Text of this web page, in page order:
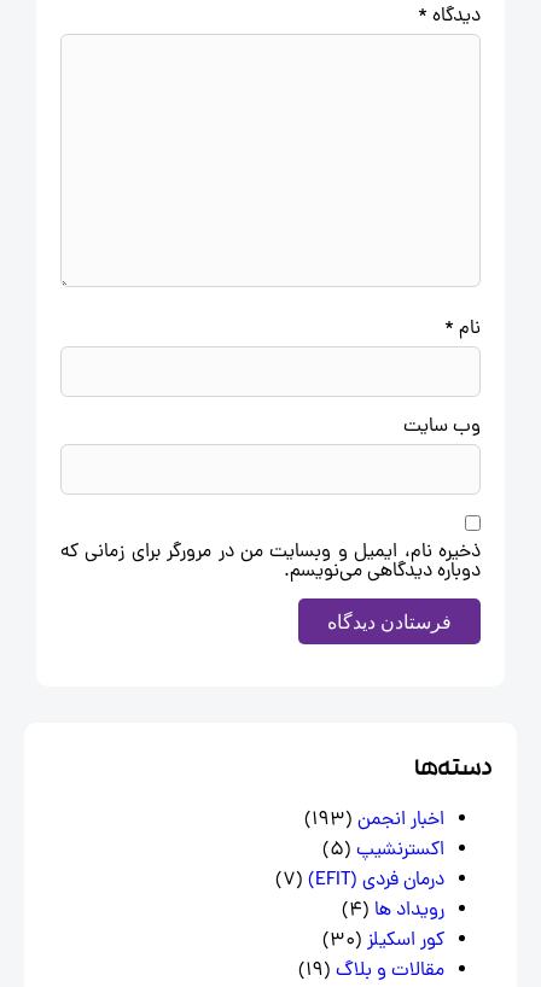
*
وب‌ سایت
ذخیره نام، ایمیل و وبسایت من در مرورگر برای زمانی که
دوباره دیدگاهی می‌نویسم.
اخبار انجمن(193)
اکسترنشیپ(5)
درمان فردی (EFIT)
(7)
رویداد ها(4)
کور اسکیلز(30)
مقالات و بلاگ (19)